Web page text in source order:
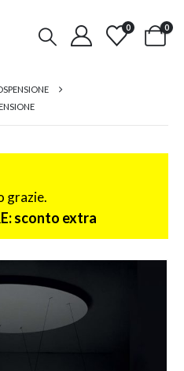
0 0
grazie.
sconto extra